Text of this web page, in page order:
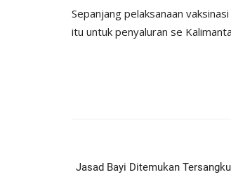
Sepanjang pelaksanaan
itu untuk penyaluran se
Jasad Bayi Ditemukan